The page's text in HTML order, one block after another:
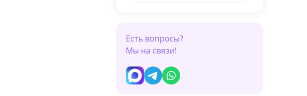
Есть вопросы?
Мы на связи!